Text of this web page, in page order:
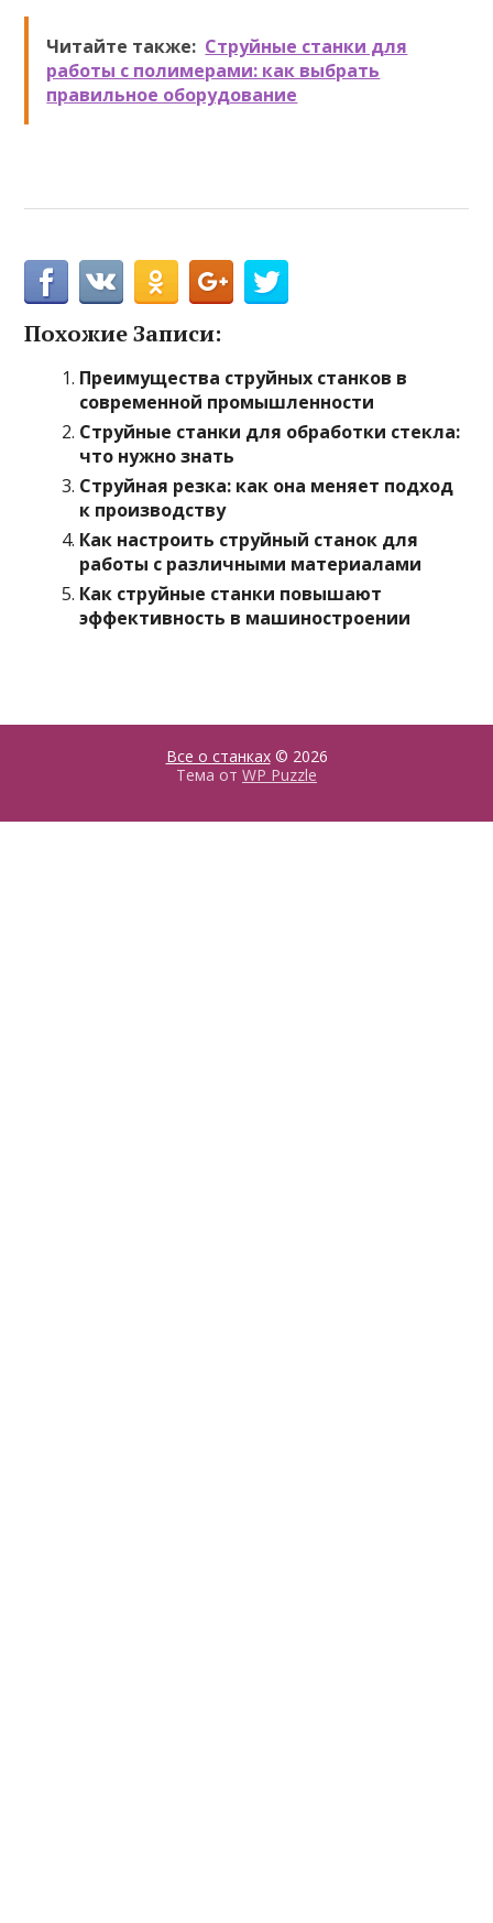
Читайте также: Струйные станки для
работы с полимерами: как выбрать
правильное оборудование
Похожие Записи:
Преимущества струйных станков в
современной промышленности
Струйные станки для обработки стекла:
что нужно знать
Струйная резка: как она меняет подход
к производству
Как настроить струйный станок для
работы с различными материалами
Как струйные станки повышают
эффективность в машиностроении
Все о станках© 2026
Тема от WP Puzzle